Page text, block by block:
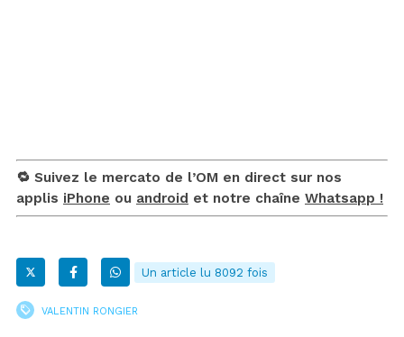
🔁 Suivez le mercato de l’OM en direct sur nos
applis iPhone ou android et notre chaîne Whatsapp !
Un article lu 8092 fois
VALENTIN RONGIER